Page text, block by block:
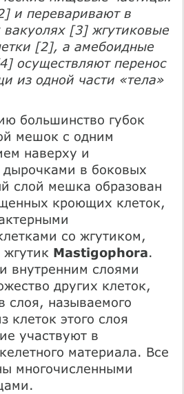
и переваривают в
[3] жгутиковые
[2], а амебоидные
осуществляют перенос
из одной части «тела»
большинство губок
мешок с одним
наверху и
в боковых
слой мешка образован
кроющих клеток,
со жгутиком,
Mastigophora.
внутренним слоями
других клеток,
слоя, называемого
клеток этого слоя
участвуют в
материала. Все
многочисленными